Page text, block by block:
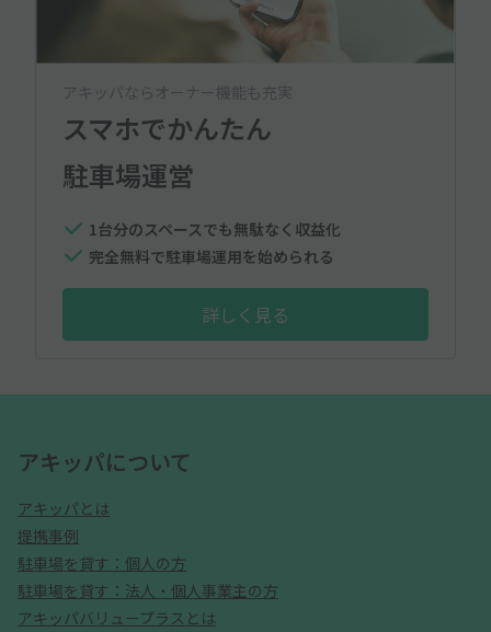
アキッパならオーナー機能も充実
スマホでかんたん
駐車場運営
1台分のスペースでも無駄なく収益化
完全無料で駐車場運用を始められる
詳しく見る
アキッパについて
アキッパとは
提携事例
駐車場を貸す：個人の方
駐車場を貸す：法人・個人事業主の方
アキッパバリュープラスとは